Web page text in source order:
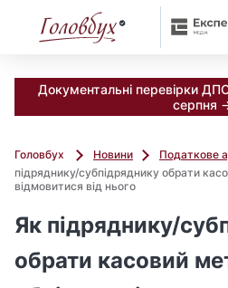
Документальні перевірки
серпня
Головбух Новини Податкове
підряднику/субпідряднику обрати
відмовитися від нього
Як підряднику/
обрати касовий